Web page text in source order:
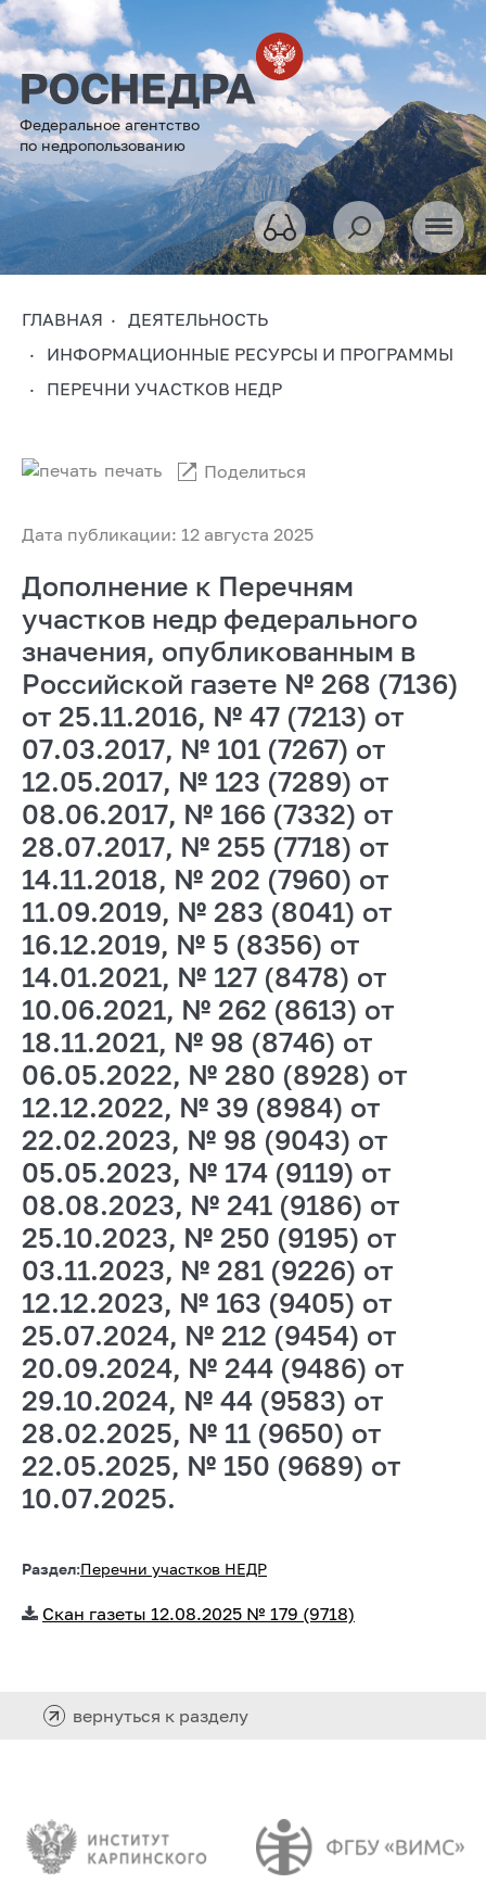
Федеральное агентство
по недропользованию
ГЛАВНАЯ
ДЕЯТЕЛЬНОСТЬ
ИНФОРМАЦИОННЫЕ РЕСУРСЫ И ПРОГРАММЫ
ПЕРЕЧНИ УЧАСТКОВ НЕДР
Дата публикации: 12 августа 2025
печать Поделиться
Дополнение к Перечням
участков недр федерального
значения, опубликованным в
Российской газете № 268 (7136)
от 25.11.2016, № 47 (7213) от
07.03.2017, № 101 (7267) от
12.05.2017, № 123 (7289) от
08.06.2017, № 166 (7332) от
28.07.2017, № 255 (7718) от
14.11.2018, № 202 (7960) от
11.09.2019, № 283 (8041) от
16.12.2019, № 5 (8356) от
14.01.2021, № 127 (8478) от
10.06.2021, № 262 (8613) от
18.11.2021, № 98 (8746) от
06.05.2022, № 280 (8928) от
12.12.2022, № 39 (8984) от
22.02.2023, № 98 (9043) от
05.05.2023, № 174 (9119) от
08.08.2023, № 241 (9186) от
25.10.2023, № 250 (9195) от
03.11.2023, № 281 (9226) от
12.12.2023, № 163 (9405) от
25.07.2024, № 212 (9454) от
20.09.2024, № 244 (9486) от
29.10.2024, № 44 (9583) от
28.02.2025, № 11 (9650) от
22.05.2025, № 150 (9689) от
10.07.2025.
Раздел:Перечни участков НЕДР
Скан газеты 12.08.2025 № 179 (9718)
вернуться к разделу